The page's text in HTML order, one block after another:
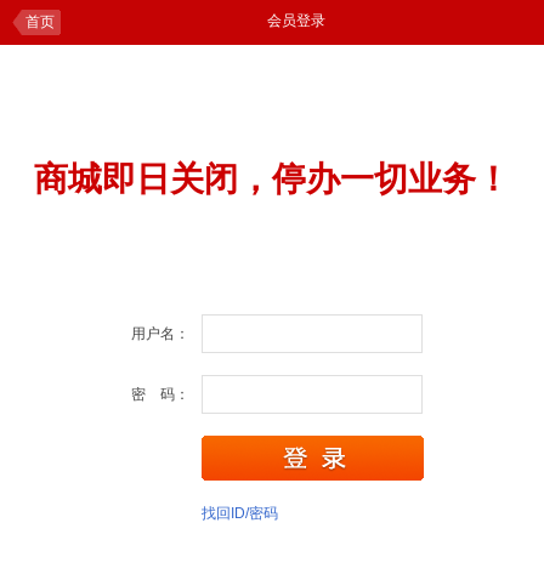
首页 会员登录
商城即日关闭，停办一切业务！
用户名：
密 码：
找回ID/密码